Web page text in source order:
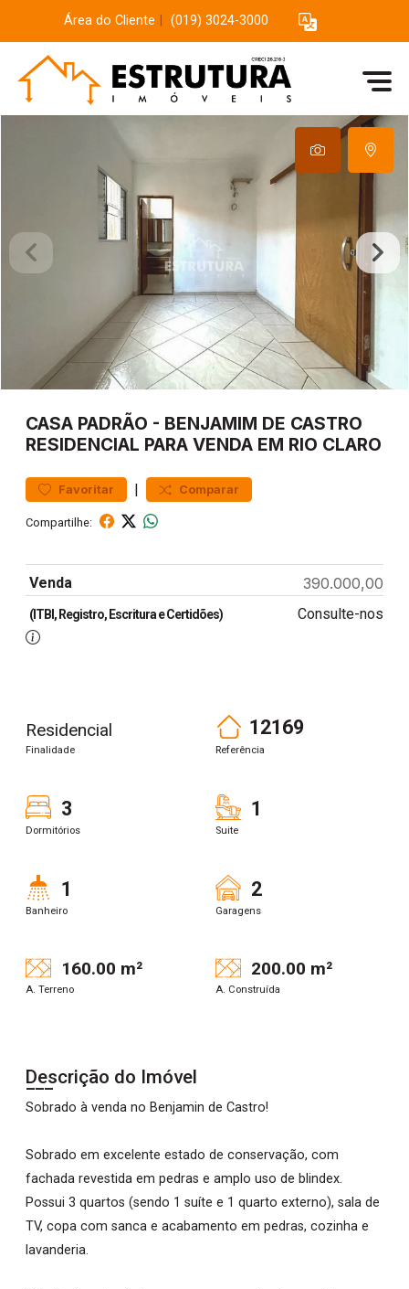
Área do Cliente (019) 3024-3000
CASA PADRÃO - BENJAMIM DE CASTRO
RESIDENCIAL PARA VENDA EM RIO CLARO
Favoritar | Comparar
Compartilhe:
Venda 390.000,00
(ITBI, Registro, Escritura e Certidões) Consulte-nos
Residencial
Finalidade
12169
Referência
3
Dormitórios
1
Suite
1
Banheiro
2
Garagens
160.00 m²
A. Terreno
200.00 m²
A. Construída
Descrição do Imóvel
Sobrado à venda no Benjamin de Castro!
Sobrado em excelente estado de conservação, com
fachada revestida em pedras e amplo uso de blindex.
Possui 3 quartos (sendo 1 suíte e 1 quarto externo), sala de
TV, copa com sanca e acabamento em pedras, cozinha e
lavanderia.